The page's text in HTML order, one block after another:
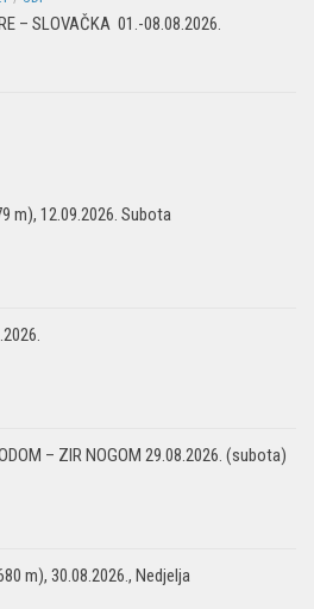
– SLOVAČKA 01.-08.08.2026.
m), 12.09.2026. Subota
– ZIR NOGOM 29.08.2026. (subota)
m), 30.08.2026., Nedjelja